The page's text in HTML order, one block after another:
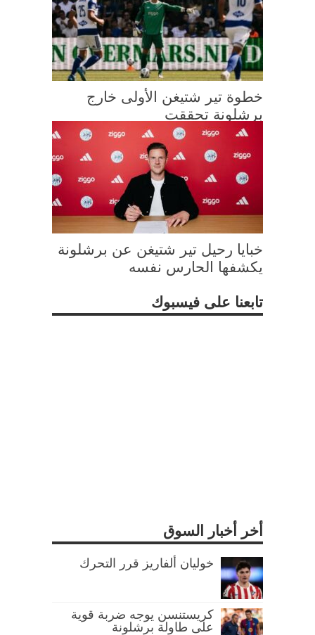
خطوة تير شتيغن الأولى خارج
برشلونة تحققت
خبايا رحيل تير شتيغن عن برشلونة
يكشفها الحارس نفسه
تابعنا على فيسبوك
أخر أخبار السوق
خوليان ألفاريز قرر التحرك
كريستنسن يوجه ضربة قوية
على طاولة برشلونة